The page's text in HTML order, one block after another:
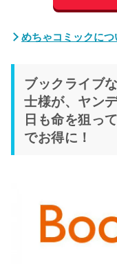
めちゃコミックに
ブックライブ
士様が、ヤン
日も命を狙っ
でお得に！